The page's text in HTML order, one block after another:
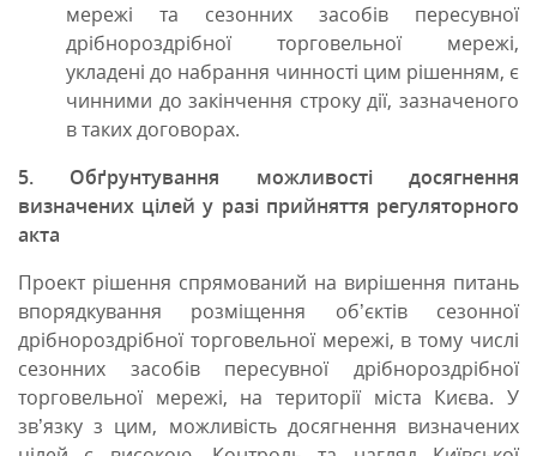
мережі та сезонних засобів пересувної
дрібнороздрібної торговельної мережі,
укладені до набрання чинності цим рішенням, є
чинними до закінчення строку дії, зазначеного
в таких договорах.
5. Обґрунтування можливості досягнення
визначених цілей у разі прийняття регуляторного
акта
Проект рішення спрямований на вирішення питань
впорядкування розміщення об’єктів сезонної
дрібнороздрібної торговельної мережі, в тому числі
сезонних засобів пересувної дрібнороздрібної
торговельної мережі, на території міста Києва. У
зв’язку з цим, можливість досягнення визначених